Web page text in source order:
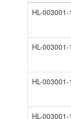
HL-003001-
HL-
HL-
HL-003001-